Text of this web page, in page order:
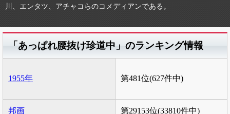
川、エンタツ、アチャコらのコメディアンである。
「あっぱれ腰抜け珍道中」のランキング情報
1955年 第481位(627件中)
邦画 第29153位(33810件中)